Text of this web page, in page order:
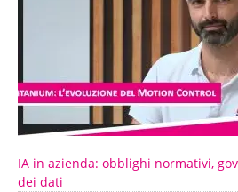
IA in azienda: obblighi normativi,
dei dati